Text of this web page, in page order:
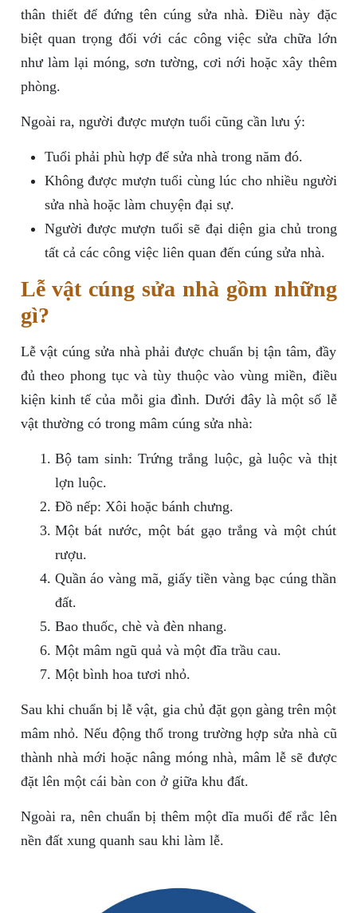
thân thiết để đứng tên cúng sửa nhà. Điều này đặc
biệt quan trọng đối với các công việc sửa chữa lớn
như làm lại móng, sơn tường, cơi nới hoặc xây thêm
phòng.
Ngoài ra, người được mượn tuổi cũng cần lưu ý:
Tuổi phải phù hợp để sửa nhà trong năm đó.
Không được mượn tuổi cùng lúc cho nhiều người
sửa nhà hoặc làm chuyện đại sự.
Người được mượn tuổi sẽ đại diện gia chủ trong
tất cả các công việc liên quan đến cúng sửa nhà.
Lễ vật cúng sửa nhà gồm những
gì?
Lễ vật cúng sửa nhà phải được chuẩn bị tận tâm, đầy
đủ theo phong tục và tùy thuộc vào vùng miền, điều
kiện kinh tế của mỗi gia đình. Dưới đây là một số lễ
vật thường có trong mâm cúng sửa nhà:
Bộ tam sinh: Trứng trắng luộc, gà luộc và thịt
lợn luộc.
Đồ nếp: Xôi hoặc bánh chưng.
Một bát nước, một bát gạo trắng và một chút
rượu.
Quần áo vàng mã, giấy tiền vàng bạc cúng thần
đất.
Bao thuốc, chè và đèn nhang.
Một mâm ngũ quả và một đĩa trầu cau.
Một bình hoa tươi nhỏ.
Sau khi chuẩn bị lễ vật, gia chủ đặt gọn gàng trên một
mâm nhỏ. Nếu động thổ trong trường hợp sửa nhà cũ
thành nhà mới hoặc nâng móng nhà, mâm lễ sẽ được
đặt lên một cái bàn con ở giữa khu đất.
Ngoài ra, nên chuẩn bị thêm một dĩa muối để rắc lên
nền đất xung quanh sau khi làm lễ.